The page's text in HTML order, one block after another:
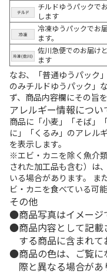
チルドゆうパックで
します
冷凍ゆうパックでお
ます。
佐川急便でのお届け
ます
なお、「普通ゆうパック
のみチルドゆうパック」
ず、商品内容欄にその旨
アレルギー情報につい
商品に「小麦」「そば」
に」「くるみ」のアレル
を表示します。
※エビ・カニを除く魚介
された加工品も含む）は
いる場合があります。 ま
ビ・カニを食べている可
その他
商品写真はイメージ
商品内容として記
する商品に含まれて
商品の色は、ご覧
際と異なる場合があ